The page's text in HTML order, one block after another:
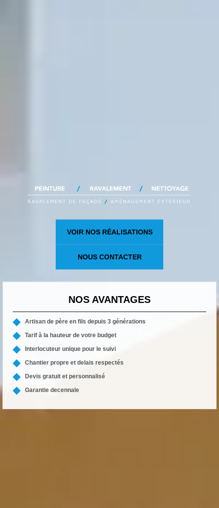
VOIR NOS RÉALISATIONS
NOUS CONTACTER
NOS AVANTAGES
Artisan de père en fils depuis 3 générations
Tarif à la hauteur de votre budget
Interlocuteur unique pour le suivi
Chantier propre et delais respectés
Devis gratuit et personnalisé
Garantie decennale